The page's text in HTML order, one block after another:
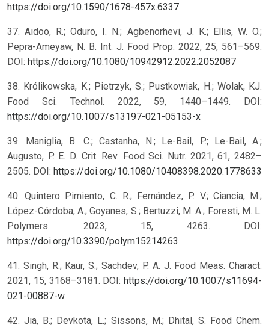
https://doi.org/10.1590/1678-457x.6337
37. Aidoo, R.; Oduro, I. N.; Agbenorhevi, J. K.; Ellis, W. O.;
Pepra-Ameyaw, N. B. Int. J. Food Prop. 2022, 25, 561–569.
DOI: https://doi.org/10.1080/10942912.2022.2052087
38. Królikowska, K.; Pietrzyk, S.; Pustkowiak, H.; Wolak, KJ.
Food Sci. Technol. 2022, 59, 1440–1449. DOI:
https://doi.org/10.1007/s13197-021-05153-x
39. Maniglia, B. C.; Castanha, N.; Le-Bail, P.; Le-Bail, A.;
Augusto, P. E. D. Crit. Rev. Food Sci. Nutr. 2021, 61, 2482–
2505. DOI: https://doi.org/10.1080/10408398.2020.1778633
40. Quintero Pimiento, C. R.; Fernández, P. V.; Ciancia, M.;
López-Córdoba, A.; Goyanes, S.; Bertuzzi, M. A.; Foresti, M. L.
Polymers. 2023, 15, 4263. DOI:
https://doi.org/10.3390/polym15214263
41. Singh, R.; Kaur, S.; Sachdev, P. A. J. Food Meas. Charact.
2021, 15, 3168–3181. DOI: https://doi.org/10.1007/s11694-
021-00887-w
42. Jia, B.; Devkota, L.; Sissons, M.; Dhital, S. Food Chem.